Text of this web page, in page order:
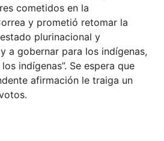
cometidos en la
y prometió retomar la
plurinacional y
a gobernar para los indígenas,
indígenas”. Se espera que
afirmación le traiga un